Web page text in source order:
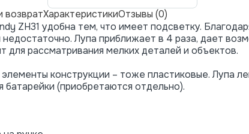
возвратХарактеристикиОтзывы (0)
ZH31 удобна тем, что имеет подсветку.
Лупа приближает в 4 раза, дает
рассматривания мелких деталей и объектов.
конструкции – тоже пластиковые. Лупа
(приобретаются отдельно).